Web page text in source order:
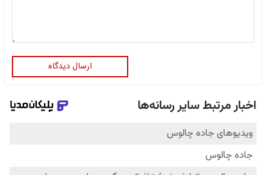
ارسال دیدگاه